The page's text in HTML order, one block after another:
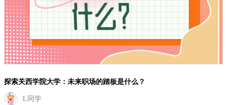
探索关西学院大学：未来职场的踏板是什么？
L同学